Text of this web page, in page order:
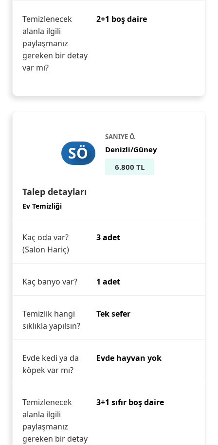
Temizlenecek
alanla ilgili
paylaşmanız
gereken bir detay
var mı?
2+1 boş daire
SÖ
SANIYE Ö.
Denizli/Güney
6.800 TL
Talep detayları
Ev Temizliği
Kaç oda var?
(Salon Hariç)
3 adet
Kaç banyo var? 1 adet
Temizlik hangi
sıklıkla yapılsın?
Tek sefer
Evde kedi ya da
köpek var mı?
Evde hayvan yok
Temizlenecek
alanla ilgili
paylaşmanız
gereken bir detay
3+1 sıfır boş daire